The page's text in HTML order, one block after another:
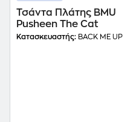
Τσάντα Πλάτης BMU
Pusheen The Cat
Κατασκευαστής: BACK ME UP